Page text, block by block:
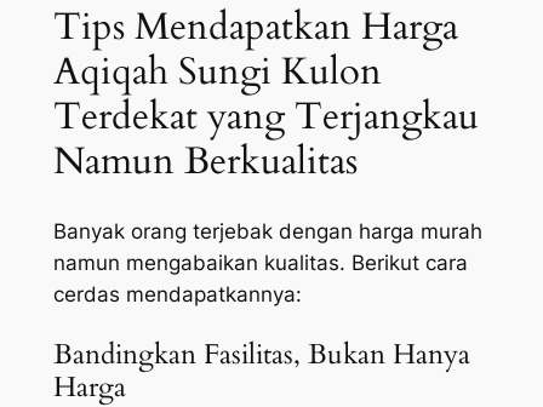
Tips Mendapatkan Harga
Aqiqah Sungi Kulon
Terdekat yang Terjangkau
Namun Berkualitas
Banyak orang terjebak dengan harga murah
namun mengabaikan kualitas. Berikut cara
cerdas mendapatkannya:
Bandingkan Fasilitas, Bukan Hanya
Harga